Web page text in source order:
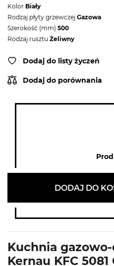
Kolor Biały
Rodzaj płyty grzewczej Gazowa
Szerokość (mm) 500
Rodzaj rusztu Żeliwny
Dodaj do listy życzeń
Dodaj do porównania
DODAJ DO
Kuchnia
Kernau KFC 5081